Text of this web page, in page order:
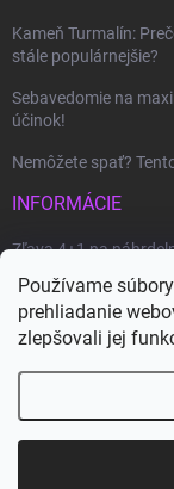
Používame
prehliadanie
zlepšovali jej
Kameň Turmalín:
stále populárnejšie?
Sebavedomie na
účinok!
Nemôžete spať?
INFORMÁCIE
Zľava 4+1 na
Ako uplatniť zľavový
Veľkoobchod